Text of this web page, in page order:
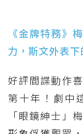
《金牌特務》
力，斯文外表下
好評間諜動作
第十年！劇中
「眼鏡紳士」